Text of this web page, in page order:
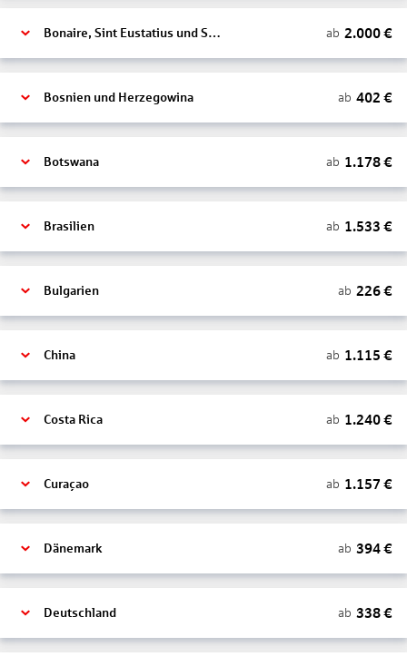
Bonaire, Sint Eustatius und Saba ab 2.000€
Bosnien und Herzegowina ab 402 €
Botswana ab 1.178€
Brasilien ab 1.533 €
Bulgarien ab 226€
China ab 1.115 €
Costa Rica ab 1.240€
Curaçao ab 1.157 €
Dänemark ab 394€
Deutschland ab 338€